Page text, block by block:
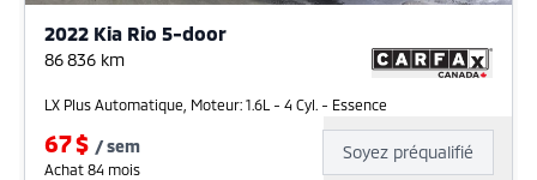
2022 Kia Rio 5-door
86 836 km
LX Plus Automatique, Moteur: 1.6L - 4 Cyl. - Essence
67$ /sem
Achat 84 mois
Soyez préqualifié